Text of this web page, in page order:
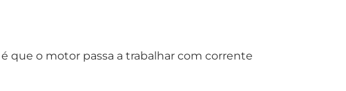
que o motor passa a trabalhar com corrente